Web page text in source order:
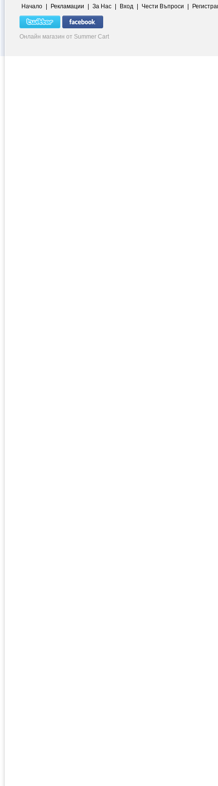
Начало | Рекламации | За Нас | Вход | Чести Въпроси |
Онлайн магазин от Summer Cart